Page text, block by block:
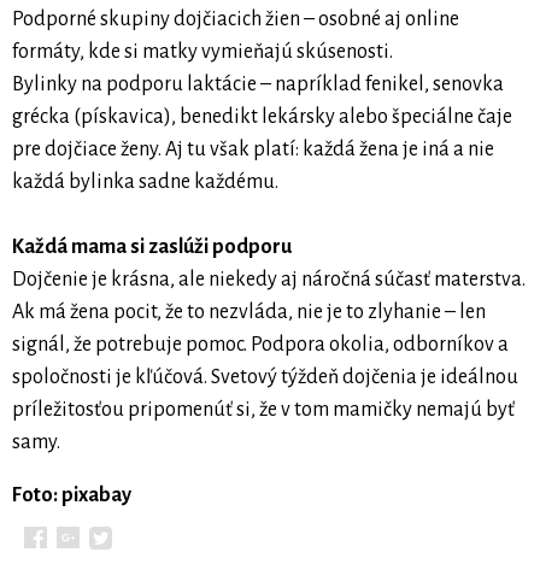
Podporné skupiny dojčiacich žien – osobné aj online
formáty, kde si matky vymieňajú skúsenosti.
Bylinky na podporu laktácie – napríklad fenikel, senovka
grécka (pískavica), benedikt lekársky alebo špeciálne čaje
pre dojčiace ženy. Aj tu však platí: každá žena je iná a nie
každá bylinka sadne každému.
Každá mama si zaslúži podporu
Dojčenie je krásna, ale niekedy aj náročná súčasť materstva.
Ak má žena pocit, že to nezvláda, nie je to zlyhanie – len
signál, že potrebuje pomoc. Podpora okolia, odborníkov a
spoločnosti je kľúčová. Svetový týždeň dojčenia je ideálnou
príležitosťou pripomenúť si, že v tom mamičky nemajú byť
samy.
Foto: pixabay